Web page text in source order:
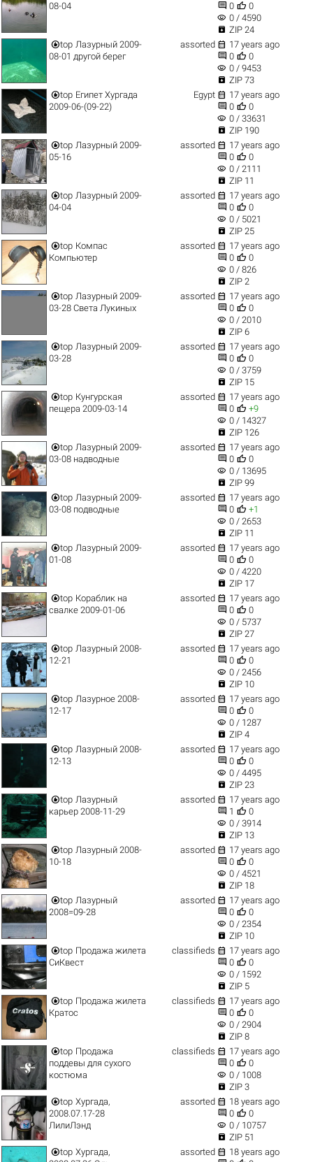
08-04  0  0
visibility 0 / 4590
 ZIP 24
top Лазурный 2009-
08-01 другой берег
assorted  17 years ago
 0  0
visibility 0 / 9453
 ZIP 73
top Египет Хургада
2009-06-(09-22)
Egypt  17 years ago
 0  0
visibility 0 / 33631
 ZIP 190
top Лазурный 2009-
05-16
assorted  17 years ago
 0  0
visibility 0 / 2111
 ZIP 11
top Лазурный 2009-
04-04
assorted  17 years ago
 0  0
visibility 0 / 5021
 ZIP 25
top Компас
Компьютер
assorted  17 years ago
 0  0
visibility 0 / 826
 ZIP 2
top Лазурный 2009-
03-28 Света Лукиных
assorted  17 years ago
 0  0
visibility 0 / 2010
 ZIP 6
top Лазурный 2009-
03-28
assorted  17 years ago
 0  0
visibility 0 / 3759
 ZIP 15
top Кунгурская
пещера 2009-03-14
assorted  17 years ago
 0  +9
visibility 0 / 14327
 ZIP 126
top Лазурный 2009-
03-08 надводные
assorted  17 years ago
 0  0
visibility 0 / 13695
 ZIP 99
top Лазурный 2009-
03-08 подводные
assorted  17 years ago
 0  +1
visibility 0 / 2653
 ZIP 11
top Лазурный 2009-
01-08
assorted  17 years ago
 0  0
visibility 0 / 4220
 ZIP 17
top Кораблик на
свалке 2009-01-06
assorted  17 years ago
 0  0
visibility 0 / 5737
 ZIP 27
top Лазурный 2008-
12-21
assorted  17 years ago
 0  0
visibility 0 / 2456
 ZIP 10
top Лазурное 2008-
12-17
assorted  17 years ago
 0  0
visibility 0 / 1287
 ZIP 4
top Лазурный 2008-
12-13
assorted  17 years ago
 0  0
visibility 0 / 4495
 ZIP 23
top Лазурный
карьер 2008-11-29
assorted  17 years ago
 1  0
visibility 0 / 3914
 ZIP 13
top Лазурный 2008-
10-18
assorted  17 years ago
 0  0
visibility 0 / 4521
 ZIP 18
top Лазурный
2008=09-28
assorted  17 years ago
 0  0
visibility 0 / 2354
 ZIP 10
top Продажа жилета
СиКвест
classifieds  17 years ago
 0  0
visibility 0 / 1592
 ZIP 5
top Продажа жилета
Кратос
classifieds  17 years ago
 0  0
visibility 0 / 2904
 ZIP 8
top Продажа
поддевы для сухого
костюма
classifieds  17 years ago
 0  0
visibility 0 / 1008
 ZIP 3
top Хургада,
2008.07.17-28
ЛилиЛэнд
assorted  18 years ago
 0  0
visibility 0 / 10757
 ZIP 51
top Хургада,
assorted  18 years ago